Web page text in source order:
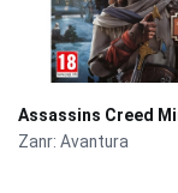
Assassins Creed
/PS5
Zanr: Avantura